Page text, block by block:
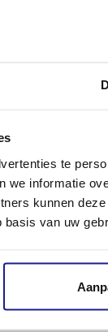
te
we informatie
kunnen
van uw